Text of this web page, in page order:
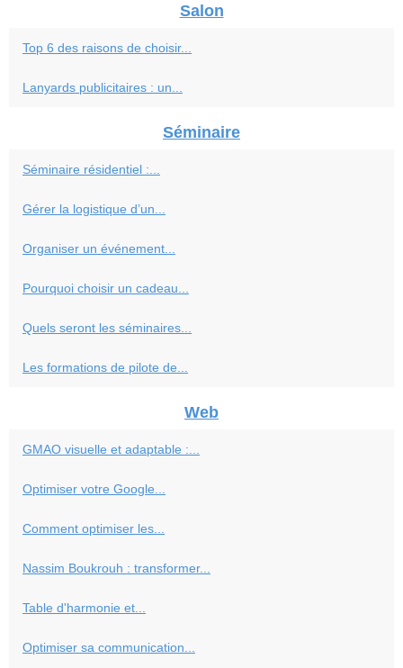
Salon
Top 6 des raisons de choisir...
Lanyards publicitaires : un...
Séminaire
Séminaire résidentiel :...
Gérer la logistique d’un...
Organiser un événement...
Pourquoi choisir un cadeau...
Quels seront les séminaires...
Les formations de pilote de...
Web
GMAO visuelle et adaptable :...
Optimiser votre Google...
Comment optimiser les...
Nassim Boukrouh : transformer...
Table d'harmonie et...
Optimiser sa communication...